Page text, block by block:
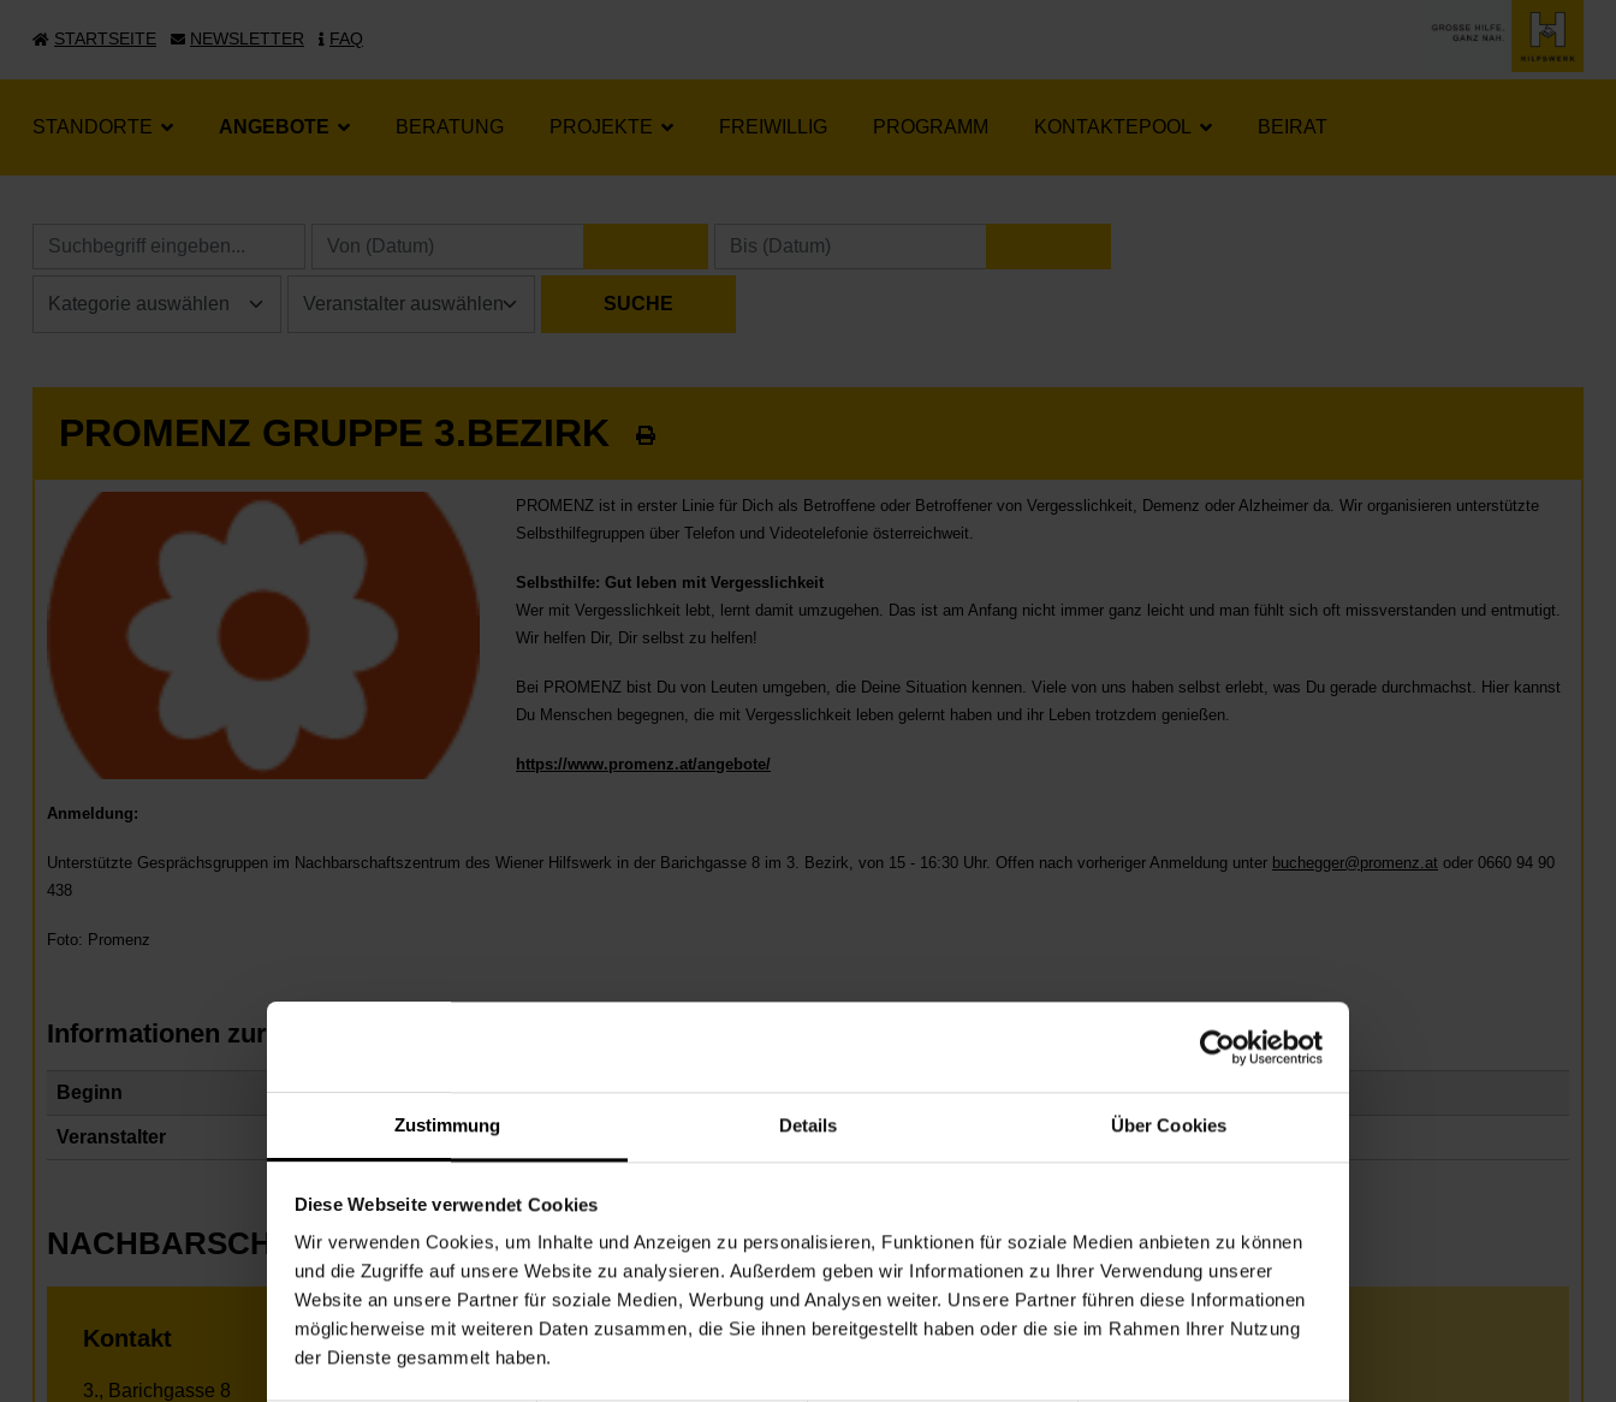
Zustimmung Details Über Cookies
Diese Webseite verwendet Cookies
Wir verwenden Cookies, um Inhalte und Anzeigen zu personalisieren, Funktionen für soziale Medien anbieten zu können
und die Zugriffe auf unsere Website zu analysieren. Außerdem geben wir Informationen zu Ihrer Verwendung unserer
Website an unsere Partner für soziale Medien, Werbung und Analysen weiter. Unsere Partner führen diese Informationen
möglicherweise mit weiteren Daten zusammen, die Sie ihnen bereitgestellt haben oder die sie im Rahmen Ihrer Nutzung
der Dienste gesammelt haben.
STARTSEITE NEWSLETTER FAQ
STANDORTE ANGEBOTE BERATUNG PROJEKTE FREIWILLIG PROGRAMM KONTAKTEPOOL BEIRAT
KALENDER ÖFFNEN
PROMENZ GRUPPE 3.BEZIRK
PROMENZ ist in erster Linie für Dich als Betroffene oder Betroffener von Vergesslichkeit, Demenz oder Alzheimer da. Wir organisieren unterstützte
Selbsthilfegruppen über Telefon und Videotelefonie österreichweit.
Selbsthilfe: Gut leben mit Vergesslichkeit
Wer mit Vergesslichkeit lebt, lernt damit umzugehen. Das ist am Anfang nicht immer ganz leicht und man fühlt sich oft missverstanden und entmutigt.
Wir helfen Dir, Dir selbst zu helfen!
Bei PROMENZ bist Du von Leuten umgeben, die Deine Situation kennen. Viele von uns haben selbst erlebt, was Du gerade durchmachst. Hier kannst
Du Menschen begegnen, die mit Vergesslichkeit leben gelernt haben und ihr Leben trotzdem genießen.
https://www.promenz.at/angebote/
Anmeldung:
Unterstützte Gesprächsgruppen im Nachbarschaftszentrum des Wiener Hilfswerk in der Barichgasse 8 im 3. Bezirk, von 15 - 16:30 Uhr. Offen nach vorheriger Anmeldung unter buchegger@promenz.at oder 0660 94 90
438
Foto: Promenz
Informationen zur Veranstaltung
Beginn Donnerstag, 25.06.2026,15.00 - 16.30
Veranstalter
NACHBARSCHAFTSZENTRUM 03
Kontakt
3., Barichgasse 8
Öffnungszeiten Juni